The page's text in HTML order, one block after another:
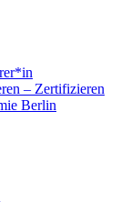
– Zertifizieren
Berlin